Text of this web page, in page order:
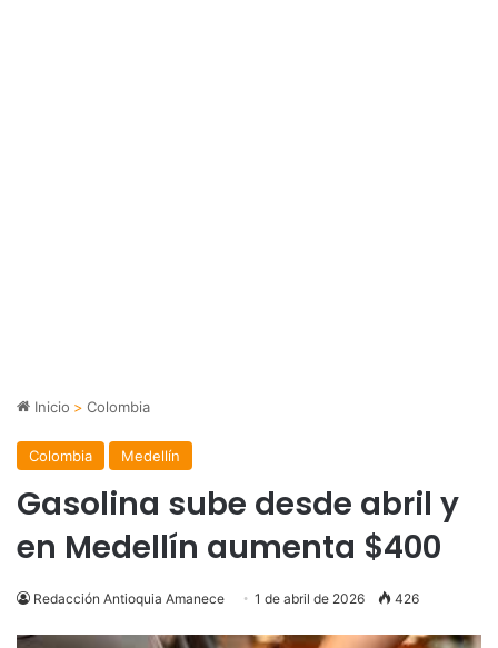
Inicio > Colombia
Colombia Medellín
Gasolina sube desde abril y
en Medellín aumenta $400
Redacción Antioquia Amanece 1 de abril de 2026 426